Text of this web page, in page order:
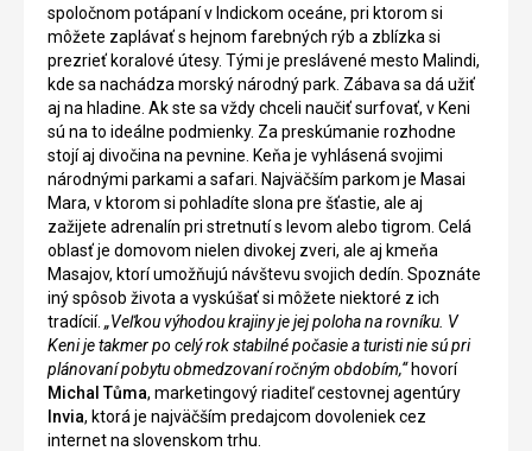
spoločnom potápaní v Indickom oceáne, pri ktorom si
môžete zaplávať s hejnom farebných rýb a zblízka si
prezrieť koralové útesy. Tými je preslávené mesto Malindi,
kde sa nachádza morský národný park. Zábava sa dá užiť
aj na hladine. Ak ste sa vždy chceli naučiť surfovať, v Keni
sú na to ideálne podmienky. Za preskúmanie rozhodne
stojí aj divočina na pevnine. Keňa je vyhlásená svojimi
národnými parkami a safari. Najväčším parkom je Masai
Mara, v ktorom si pohladíte slona pre šťastie, ale aj
zažijete adrenalín pri stretnutí s levom alebo tigrom. Celá
oblasť je domovom nielen divokej zveri, ale aj kmeňa
Masajov, ktorí umožňujú návštevu svojich dedín. Spoznáte
iný spôsob života a vyskúšať si môžete niektoré z ich
tradícií. „Veľkou výhodou krajiny je jej poloha na rovníku. V
Keni je takmer po celý rok stabilné počasie a turisti nie sú pri
plánovaní pobytu obmedzovaní ročným obdobím,“hovorí
Michal Tůma, marketingový riaditeľ cestovnej agentúry
Invia, ktorá je najväčším predajcom dovoleniek cez
internet na slovenskom trhu.